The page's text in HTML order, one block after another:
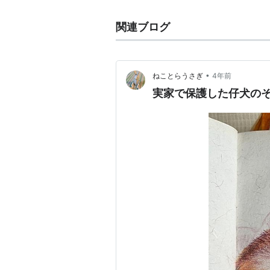
関連ブログ
ねことらうさぎ • 4年前
実家で保護した仔犬の